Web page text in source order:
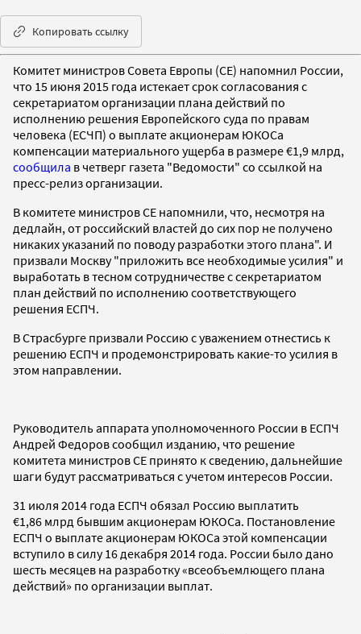
Копировать ссылку
Комитет министров Совета Европы (СЕ) напомнил России,
что 15 июня 2015 года истекает срок согласования с
секретариатом организации плана действий по
исполнению решения Европейского суда по правам
человека (ЕСЧП) о выплате акционерам ЮКОСа
компенсации материального ущерба в размере €1,9 млрд,
сообщила в четверг газета "Ведомости" со ссылкой на
пресс-релиз организации.
В комитете министров СЕ напомнили, что, несмотря на
дедлайн, от российский властей до сих пор не получено
никаких указаний по поводу разработки этого плана". И
призвали Москву "приложить все необходимые усилия" и
выработать в тесном сотрудничестве с секретариатом
план действий по исполнению соответствующего
решения ЕСПЧ.
В Страсбурге призвали Россию с уважением отнестись к
решению ЕСПЧ и продемонстрировать какие-то усилия в
этом направлении.
Руководитель аппарата уполномоченного России в ЕСПЧ
Андрей Федоров сообщил изданию, что решение
комитета министров СЕ принято к сведению, дальнейшие
шаги будут рассматриваться с учетом интересов России.
31 июля 2014 года ЕСПЧ обязал Россию выплатить
€1,86 млрд бывшим акционерам ЮКОСа. Постановление
ЕСПЧ о выплате акционерам ЮКОСа этой компенсации
вступило в силу 16 декабря 2014 года. России было дано
шесть месяцев на разработку «всеобъемлющего плана
действий» по организации выплат.